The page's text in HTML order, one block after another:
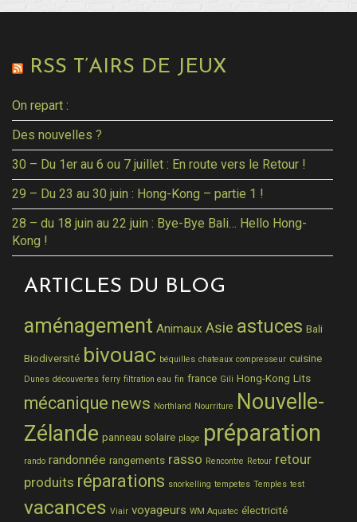
RSS T’AIRS DE JEUX
On repart :
Des nouvelles ?
30 – Du 1er au 6 ou 7 juillet : En route vers le Retour !
29 – Du 23 au 30 juin : Hong-Kong – partie 1 !
28 – du 18 juin au 22 juin : Bye-Bye Bali… Hello Hong-
Kong !
ARTICLES DU BLOG
aménagement Animaux Asie astuces Bali
Biodiversité bivouac béquilles chateaux compresseur cuisine
Dunes découvertes ferry filtration eau fin france Gili Hong-Kong Lits
mécanique news Northland Nourriture Nouvelle-
Zélande panneau solaire plage préparation
rando randonnée rangements rasso Rencontre Retour retour
produits réparations snorkelling tempetes Temples test
vacances Viair voyageurs WM Aquatec électricité